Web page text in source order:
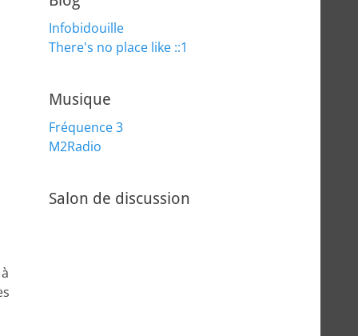
Infobidouille
There's no place like ::1
Musique
Fréquence 3
M2Radio
Salon de discussion